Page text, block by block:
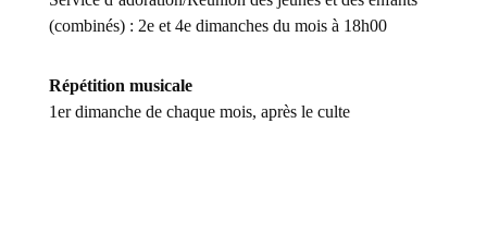
(combinés) : 2e et 4e dimanches du mois à 18h00
Répétition musicale
1er dimanche de chaque mois, après le culte